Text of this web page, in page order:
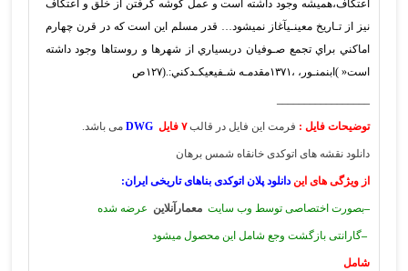
اعتكاف،هميشه وجود داشته است و عمل گوشه گرفتن از خلق و اعتكاف
نيز از تـاريخ معينـيآغاز نميشود… قدر مسلم اين است كه در قرن چهارم
اماكني براي تجمع صـوفيان دربسياري از شهرها و روستاها وجود داشته
است«)ابنمنـور، ،۱۳۷۱مقدمـه شـفيعيكـدكني:.(۱۲۷ص
توضیحات فایل : فرمت این فایل در قالب۷ فایل DWG می باشد.
دانلود نقشه های اتوکدی خانقاه شمس برهان
از ویژگی های ایندانلود پلان اتوکدی بناهای تاریخی ایران:
–بصورت اختصاصی توسط وب سایت معمارآنلاین عرضه شده
–گارانتی بازگشت وجع شامل این محصول میشود
شامل